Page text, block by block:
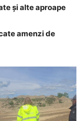
și alte aproape
amenzi de